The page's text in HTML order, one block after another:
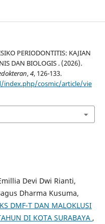
PERIODONTITIS: KAJIAN
DAN BIOLOGIS . (2026).
,4, 126-133.
index.php/cosmic/article/vie
Devi Dwi Rianti,
Dharma Kusuma,
DMF-T DAN MALOKLUSI
DI KOTA SURABAYA ,